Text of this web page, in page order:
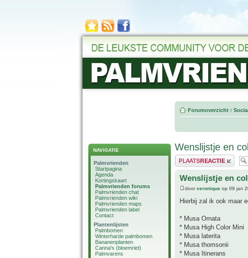
NAVIGATIE
Palmvrienden
Startpagina
Agenda
Kortingskaart
Palmvrienden forums
Palmvrienden chat
Palmvrienden wiki
Palmvrienden maps
Palmvrienden label
Contact
Plantenlijsten
Palmbomen
Winterharde palmbomen
Bananenplanten
Canna's (bloemriet)
Palmvarens
Forumoverzicht ‹
Wenslijstje en
Plaats een reactie
Wenslijstje en
doorveronique op 09 jan
Hierbij zal ik ook maar
* Musa Ornata
* Musa High Color Mini
* Musa laterita
* Musa thomsonii
* Musa Itinerans